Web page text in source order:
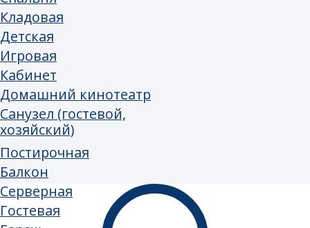
Комната эмоциональной
разгрузки
Комната отдыха руководителя
Кухня-столовая
Санузел
Серверная
Касса